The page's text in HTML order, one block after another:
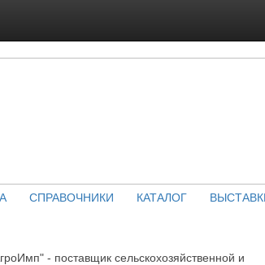
СПРАВОЧНИКИ КАТАЛОГ
- поставщик сельскохозяйственной и